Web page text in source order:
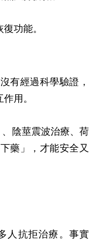
功能。
有經過科學驗證，
用。
陰莖震波治療、荷
藥」，才能安全又
人抗拒治療。事實